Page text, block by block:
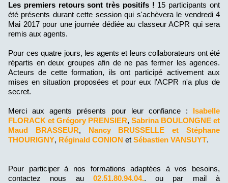
Les premiers retours sont très positifs ! 15 participants ont
été présents durant cette session qui s'achèvera le vendredi 4
Mai 2017 pour une journée dédiée au classeur ACPR qui sera
remis aux agents.
Pour ces quatre jours, les agents et leurs collaborateurs ont été
répartis en deux groupes afin de ne pas fermer les agences.
Acteurs de cette formation, ils ont participé activement aux
mises en situation proposées et pour eux l'ACPR n'a plus de
secret.
Merci aux agents présents pour leur confiance : Isabelle
FLORACK et Grégory PRENSIER, Sabrina BOULONGNE et
Maud BRASSEUR, Nancy BRUSSELLE et Stéphane
THOURIGNY, Réginald CONION et Sébastien VANSUYT.
Pour participer à nos formations adaptées à vos besoins,
contactez nous au 02.51.80.94.04.. ou par mail à